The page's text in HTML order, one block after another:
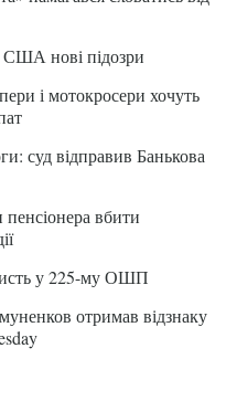
нові підозри
і мотокросери хочуть
суд відправив Банькова
пенсіонера вбити
у 225-му ОШП
отримав відзнаку